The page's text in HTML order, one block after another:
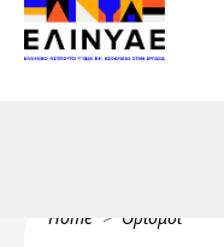
Skip to main content
Header Top 2
Header Top
Breadcrumb
Home Ορισμοί